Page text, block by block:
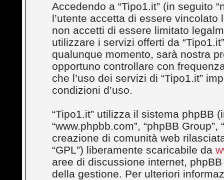
Accedendo a “Tipo1.it” (in seguito
l’utente accetta di essere
non accetti di essere limitato
utilizzare i servizi offerti da
qualunque momento, sarà nostra
opportuno controllare con
che l’uso dei servizi di “Tipo1.it”
condizioni d’uso.
“Tipo1.it” utilizza il sistema phpBB
“www.phpbb.com”, “phpBB
creazione di comunità web
“GPL”) liberamente scaricabile da
aree di discussione internet,
della gestione. Per ulteriori